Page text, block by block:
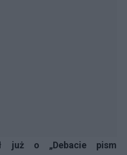
jużo „Debacie pism